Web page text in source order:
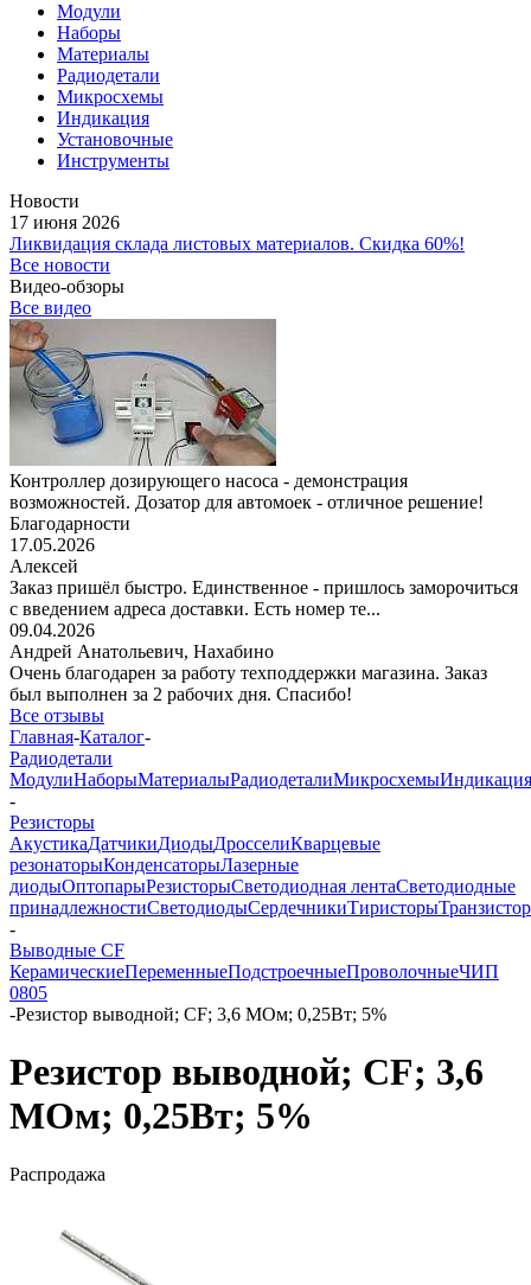
Модули
Наборы
Материалы
Радиодетали
Микросхемы
Индикация
Установочные
Инструменты
Новости
17 июня 2026
Ликвидация склада листовых материалов. Скидка 60%!
Все новости
Видео-обзоры
Все видео
Контроллер дозирующего насоса - демонстрация
возможностей. Дозатор для автомоек - отличное решение!
Благодарности
17.05.2026
Алексей
Заказ пришёл быстро. Единственное - пришлось заморочиться
с введением адреса доставки. Есть номер те...
09.04.2026
Андрей Анатольевич, Нахабино
Очень благодарен за работу техподдержки магазина. Заказ
был выполнен за 2 рабочих дня. Спасибо!
Все отзывы
Главная-Каталог-
Радиодетали
МодулиНаборыМатериалыРадиодеталиМикросхемыИндикация
-
Резисторы
АкустикаДатчикиДиодыДросселиКварцевые
резонаторыКонденсаторыЛазерные
диодыОптопарыРезисторыСветодиодная лентаСветодиодные
принадлежностиСветодиодыСердечникиТиристоры
-
Выводные CF
КерамическиеПеременныеПодстроечныеПроволочныеЧИП
0805
-Резистор выводной; CF; 3,6 МОм; 0,25Вт; 5%
Резистор выводной; CF; 3,6
МОм; 0,25Вт; 5%
Распродажа